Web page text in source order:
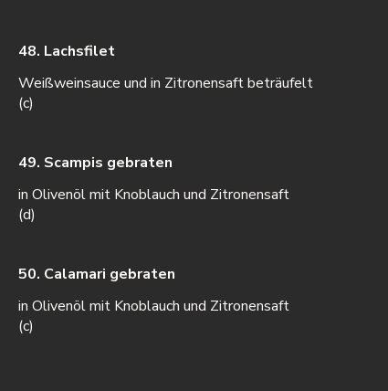
48. Lachsfilet
Weißweinsauce und in Zitronensaft beträufelt
(c)
49. Scampis gebraten
in Olivenöl mit Knoblauch und Zitronensaft
(d)
50. Calamari gebraten
in Olivenöl mit Knoblauch und Zitronensaft
(c)